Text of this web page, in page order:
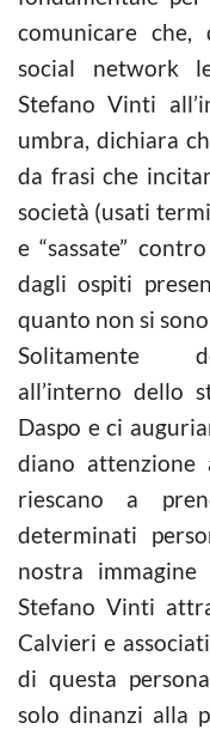
comunicare
social network le
Stefano Vinti
umbra, dichiara
da frasi che
società (usati
e “sassate”
dagli ospiti
quanto non si
Solitamente
all’interno dello
Daspo e ci
diano
riescano a
determinati
nostra
Stefano Vinti
Calvieri e
di questa
solo dinanzi alla